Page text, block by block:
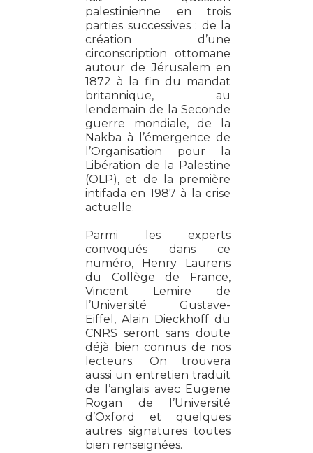
palestinienne en trois
parties successives : de la
création d’une
circonscription ottomane
autour de Jérusalem en
1872 à la fin du mandat
britannique, au
lendemain de la Seconde
guerre mondiale, de la
Nakba à l’émergence de
l’Organisation pour la
Libération de la Palestine
(OLP), et de la première
intifada en 1987 à la crise
actuelle.
Parmi les experts
convoqués dans ce
numéro, Henry Laurens
du Collège de France,
Vincent Lemire de
l’Université Gustave-
Eiffel, Alain Dieckhoff du
CNRS seront sans doute
déjà bien connus de nos
lecteurs. On trouvera
aussi un entretien traduit
de l’anglais avec Eugene
Rogan de l’Université
d’Oxford et quelques
autres signatures toutes
bien renseignées.